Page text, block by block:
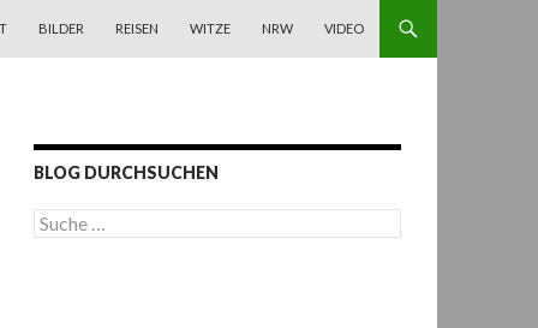
BILDER REISEN WITZE NRW VIDEO
BLOG DURCHSUCHEN
S
u